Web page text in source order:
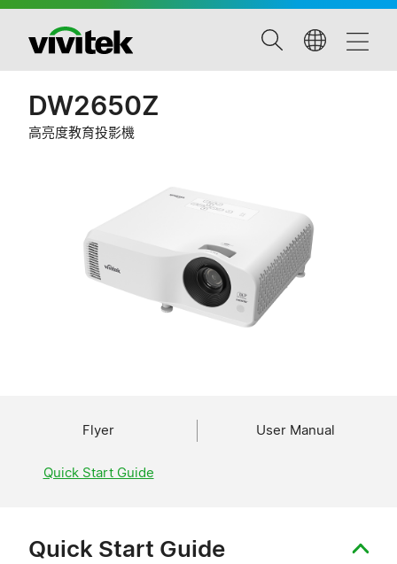
DW2650Z
高亮度教育投影機
Flyer User Manual
Quick Start Guide
Quick Start Guide